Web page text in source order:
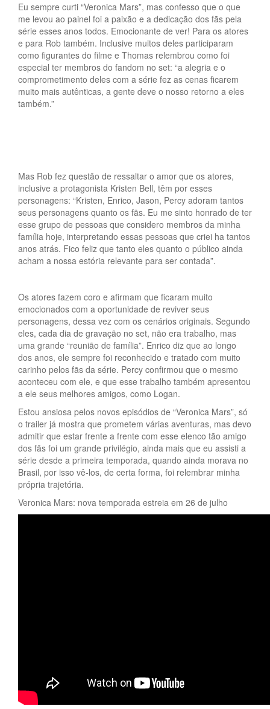
Eu sempre curti “Veronica Mars”, mas confesso que o que
me levou ao painel foi a paixão e a dedicação dos fãs pela
série esses anos todos. Emocionante de ver! Para os atores
e para Rob também. Inclusive muitos deles participaram
como figurantes do filme e Thomas relembrou como foi
especial ter membros do fandom no set: “a alegria e o
comprometimento deles com a série fez as cenas ficarem
muito mais autênticas, a gente deve o nosso retorno a eles
também.”
Mas Rob fez questão de ressaltar o amor que os atores,
inclusive a protagonista Kristen Bell, têm por esses
personagens: “Kristen, Enrico, Jason, Percy adoram tantos
seus personagens quanto os fãs. Eu me sinto honrado de ter
esse grupo de pessoas que considero membros da minha
família hoje, interpretando essas pessoas que criei ha tantos
anos atrás. Fico feliz que tanto eles quanto o público ainda
acham a nossa estória relevante para ser contada”.
Os atores fazem coro e afirmam que ficaram muito
emocionados com a oportunidade de reviver seus
personagens, dessa vez com os cenários originais. Segundo
eles, cada dia de gravação no set, não era trabalho, mas
uma grande “reunião de família”. Enrico diz que ao longo
dos anos, ele sempre foi reconhecido e tratado com muito
carinho pelos fãs da série. Percy confirmou que o mesmo
aconteceu com ele, e que esse trabalho também apresentou
a ele seus melhores amigos, como Logan.
Estou ansiosa pelos novos episódios de “Veronica Mars”, só
o trailer já mostra que prometem várias aventuras, mas devo
admitir que estar frente a frente com esse elenco tão amigo
dos fãs foi um grande privilégio, ainda mais que eu assisti a
série desde a primeira temporada, quando ainda morava no
Brasil, por isso vê-los, de certa forma, foi relembrar minha
própria trajetória.
Veronica Mars: nova temporada estreia em 26 de julho